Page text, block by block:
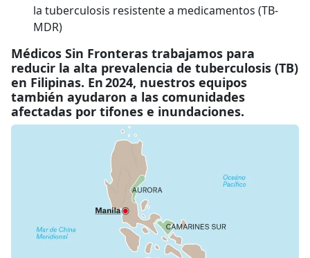
la tuberculosis resistente a medicamentos (TB-
MDR)
Médicos Sin Fronteras trabajamos para
reducir la alta prevalencia de tuberculosis (TB)
en Filipinas. En 2024, nuestros equipos
también ayudaron a las comunidades
afectadas por tifones e inundaciones.